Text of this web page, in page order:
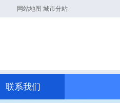
网站地图 城市分站
联系我们